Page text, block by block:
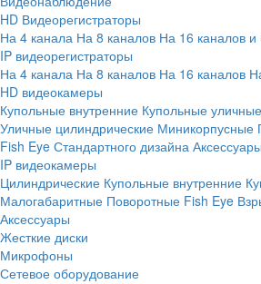
HD Видеорегистраторы
На 4 канала На 8 каналов На 16 каналов
IP видеорегистраторы
На 4 канала На 8 каналов На 16 каналов
HD видеокамеры
Купольные внутренние Купольные
Уличные цилиндрические Миникорпусные
Fish Eye Стандартного дизайна
IP видеокамеры
Цилиндрические Купольные внутренние
Малогабаритные Поворотные Fish Eye
Аксессуары
Жесткие диски
Микрофоны
Сетевое оборудование